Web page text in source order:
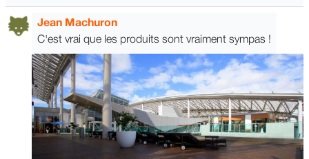
Jean Machuron
C'est vrai que les produits sont vraiment sympas !